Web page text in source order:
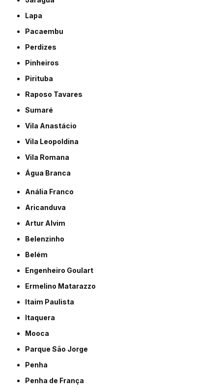
Lapa
Pacaembu
Perdizes
Pinheiros
Pirituba
Raposo Tavares
Sumaré
Vila Anastácio
Vila Leopoldina
Vila Romana
Água Branca
Anália Franco
Aricanduva
Artur Alvim
Belenzinho
Belém
Engenheiro Goulart
Ermelino Matarazzo
Itaim Paulista
Itaquera
Mooca
Parque São Jorge
Penha
Penha de França